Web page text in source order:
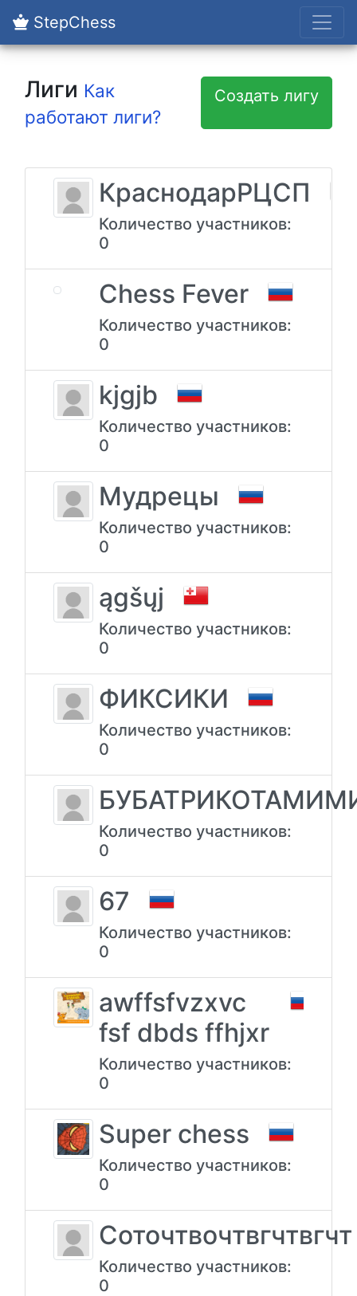
StepChess
Лиги Как
работают лиги?
Создать лигу
КраснодарРЦСП
Количество участников:
0
Chess Fever
Количество участников:
0
kjgjb
Количество участников:
0
Мудрецы
Количество участников:
0
ągšųj
Количество участников:
0
ФИКСИКИ
Количество участников:
0
Количество участников:
0
67
Количество участников:
0
awffsfvzxvc
fsf dbds ffhjxr
Количество участников:
0
Super chess
Количество участников:
0
Соточтвочтвгчтвгчт
Количество участников:
0